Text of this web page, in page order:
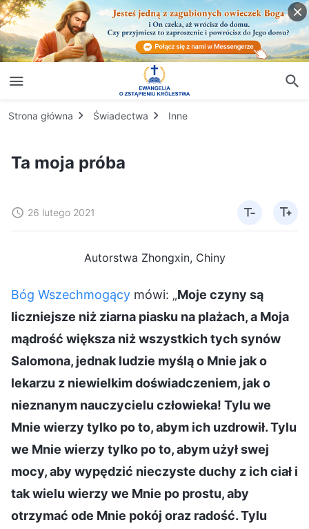
Strona główna Świadectwa Inne
Ta moja próba
26 lutego 2021
Autorstwa Zhongxin, Chiny
Bóg Wszechmogący mówi: „Moje czyny są
liczniejsze niż ziarna piasku na plażach, a Moja
mądrość większa niż wszystkich tych synów
Salomona, jednak ludzie myślą o Mnie jak o
lekarzu z niewielkim doświadczeniem, jak o
nieznanym nauczycielu człowieka! Tylu we
Mnie wierzy tylko po to, abym ich uzdrowił. Tylu
we Mnie wierzy tylko po to, abym użył swej
mocy, aby wypędzić nieczyste duchy z ich ciał i
tak wielu wierzy we Mnie po prostu, aby
otrzymać ode Mnie pokój oraz radość. Tylu